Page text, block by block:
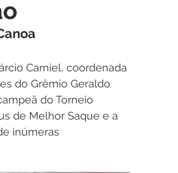
Carniel, coordenada
do Grêmio Geraldo
do Torneio
de Melhor Saque e a
inúmeras